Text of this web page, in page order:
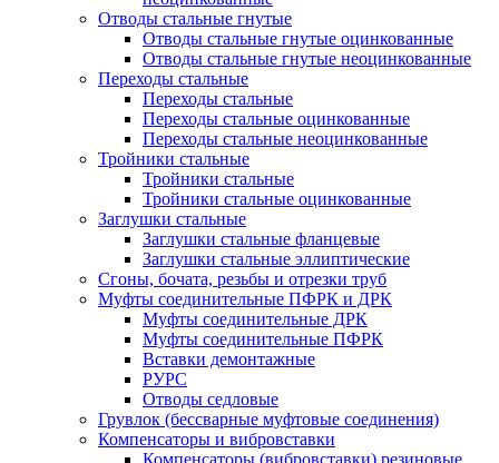
Отводы стальные гнутые
Отводы стальные гнутые оцинкованные
Отводы стальные гнутые неоцинкованные
Переходы стальные
Переходы стальные
Переходы стальные оцинкованные
Переходы стальные неоцинкованные
Тройники стальные
Тройники стальные
Тройники стальные оцинкованные
Заглушки стальные
Заглушки стальные фланцевые
Заглушки стальные эллиптические
Сгоны, бочата, резьбы и отрезки труб
Муфты соединительные ПФРК и ДРК
Муфты соединительные ДРК
Муфты соединительные ПФРК
Вставки демонтажные
РУРС
Отводы седловые
Грувлок (бессварные муфтовые соединения)
Компенсаторы и вибровставки
Компенсаторы (вибровставки) резиновые